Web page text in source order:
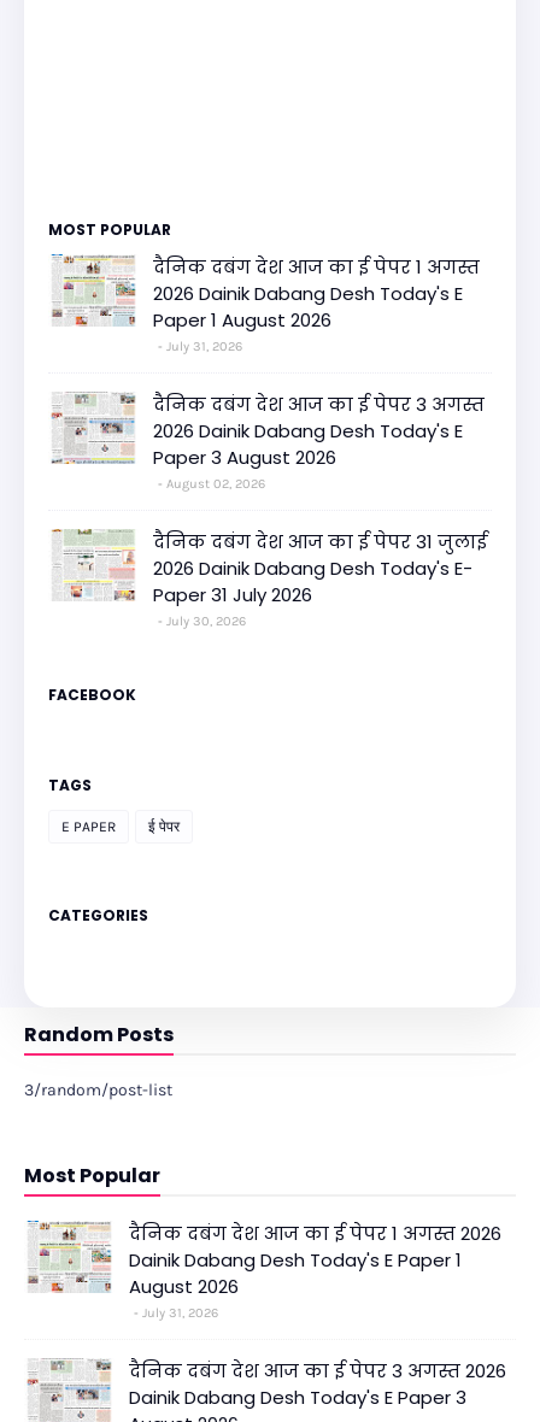
MOST POPULAR
दैनिक दबंग देश आज का ई पेपर 1 अगस्त
2026 Dainik Dabang Desh Today's E
Paper 1 August 2026
July 31, 2026
दैनिक दबंग देश आज का ई पेपर 3 अगस्त
2026 Dainik Dabang Desh Today's E
Paper 3 August 2026
August 02, 2026
दैनिक दबंग देश आज का ई पेपर 31 जुलाई
2026 Dainik Dabang Desh Today's E-
Paper 31 July 2026
July 30, 2026
FACEBOOK
TAGS
E PAPER ई पेपर
CATEGORIES
Random Posts
3/random/post-list
Most Popular
दैनिक दबंग देश आज का ई पेपर 1 अगस्त 2026
Dainik Dabang Desh Today's E Paper 1
August 2026
July 31, 2026
दैनिक दबंग देश आज का ई पेपर 3 अगस्त 2026
Dainik Dabang Desh Today's E Paper 3